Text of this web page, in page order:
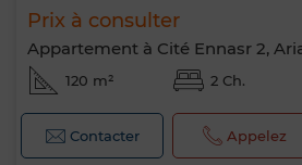
Prix à consulter
Appartement à Cité Ennasr 2,
120 m² 2 Ch.
Contacter Appelez